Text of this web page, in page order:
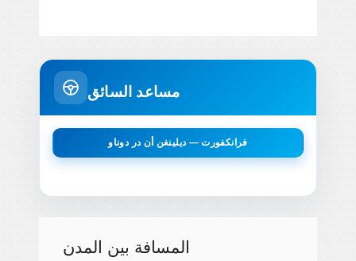
مساعد السائق
فرانكفورت — ديلينغن أن در دوناو
المسافة بين المدن